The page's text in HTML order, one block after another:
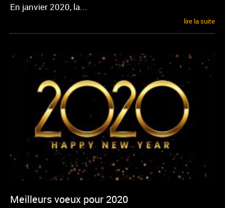
En janvier 2020, la...
lire la suite
Meilleurs voeux pour 2020